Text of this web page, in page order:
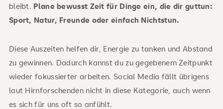
bleibt. Plane bewusst Zeit für Dinge ein, die dir guttun:
Sport, Natur, Freunde oder einfach Nichtstun.
Diese Auszeiten helfen dir, Energie zu tanken und Abstand
zu gewinnen. Dadurch kannst du zu gegebenem Zeitpunkt
wieder fokussierter arbeiten. Social Media fällt übrigens
laut Hirnforschenden nicht in diese Kategorie, auch wenn
es sich für uns oft so anfühlt.